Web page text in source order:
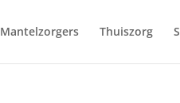
Mantelzorgers Thuiszorg